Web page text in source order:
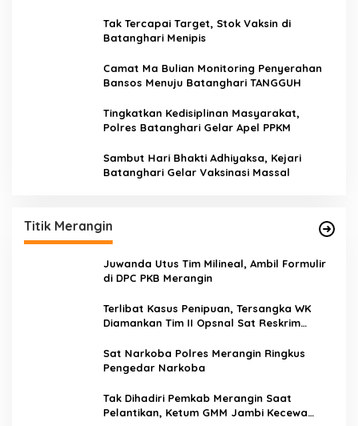
Tak Tercapai Target, Stok Vaksin di
Batanghari Menipis
Camat Ma Bulian Monitoring Penyerahan
Bansos Menuju Batanghari TANGGUH
Tingkatkan Kedisiplinan Masyarakat,
Polres Batanghari Gelar Apel PPKM
Sambut Hari Bhakti Adhiyaksa, Kejari
Batanghari Gelar Vaksinasi Massal
Titik Merangin
Juwanda Utus Tim Milineal, Ambil Formulir
di DPC PKB Merangin
Terlibat Kasus Penipuan, Tersangka WK
Diamankan Tim II Opsnal Sat Reskrim
Sat Narkoba Polres Merangin Ringkus
Pengedar Narkoba
Tak Dihadiri Pemkab Merangin Saat
Pelantikan, Ketum GMM Jambi Kecewa